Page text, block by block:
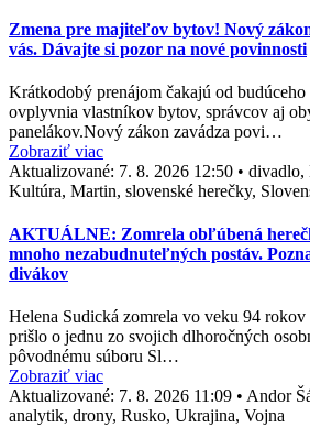
Zmena pre majiteľov bytov! Nový
vás. Dávajte si pozor na nové povinnosti
Krátkodobý prenájom čakajú od
ovplyvnia vlastníkov bytov, správcov aj
panelákov.Nový zákon zavádza povi…
Zobraziť viac
Aktualizované: 7. 8. 2026 12:50 • divadlo,
Kultúra, Martin, slovenské herečky,
AKTUÁLNE: Zomrela obľúbená
mnoho nezabudnuteľných postáv.
divákov
Helena Sudická zomrela vo veku 94
prišlo o jednu zo svojich dlhoročných
pôvodnému súboru Sl…
Zobraziť viac
Aktualizované: 7. 8. 2026 11:09 • Andor
analytik, drony, Rusko, Ukrajina, Vojna